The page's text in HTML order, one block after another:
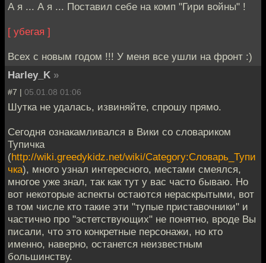
А я ... А я ... Поставил себе на комп "Гири войны" !
[ убегая ]
Всех с новым годом !!! У меня все ушли на фронт :)
Harley_K »
#7 | 05.01.08 01:06
Шутка не удалась, извиняйте, спрошу прямо.
Сегодня ознакамливался в Вики со словариком
Тупичка
(http://wiki.greedykidz.net/wiki/Category:Словарь_Тупи
чка), много узнал интересного, местами смеялся,
многое уже знал, так как тут у вас часто бываю. Но
вот некоторые аспекты остаются нераскрытыми, вот
в том числе кто такие эти "тупые приставочники" и
частично про "эстетствующих" не понятно, вроде Вы
писали, что это конкретные персонажи, но кто
именно, наверно, останется неизвестным
большинству.